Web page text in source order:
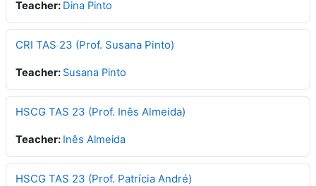
Teacher: Dina Pinto
CRI TAS 23 (Prof. Susana Pinto)
Teacher: Susana Pinto
HSCG TAS 23 (Prof. Inês Almeida)
Teacher: Inês Almeida
HSCG TAS 23 (Prof. Patrícia André)